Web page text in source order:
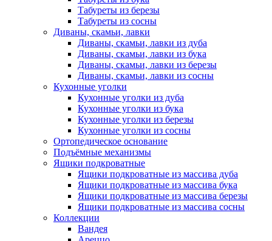
Табуреты из березы
Табуреты из сосны
Диваны, скамьи, лавки
Диваны, скамьи, лавки из дуба
Диваны, скамьи, лавки из бука
Диваны, скамьи, лавки из березы
Диваны, скамьи, лавки из сосны
Кухонные уголки
Кухонные уголки из дуба
Кухонные уголки из бука
Кухонные уголки из березы
Кухонные уголки из сосны
Ортопедическое основание
Подъёмные механизмы
Ящики подкроватные
Ящики подкроватные из массива дуба
Ящики подкроватные из массива бука
Ящики подкроватные из массива березы
Ящики подкроватные из массива сосны
Коллекции
Вандея